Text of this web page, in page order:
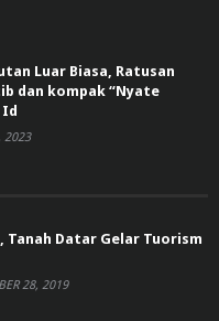
Luar Biasa, Ratusan
dan kompak “Nyate
Id
2023
Tanah Datar Gelar Tuorism
28, 2019